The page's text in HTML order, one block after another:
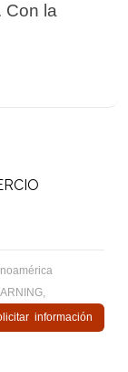
Con la
información